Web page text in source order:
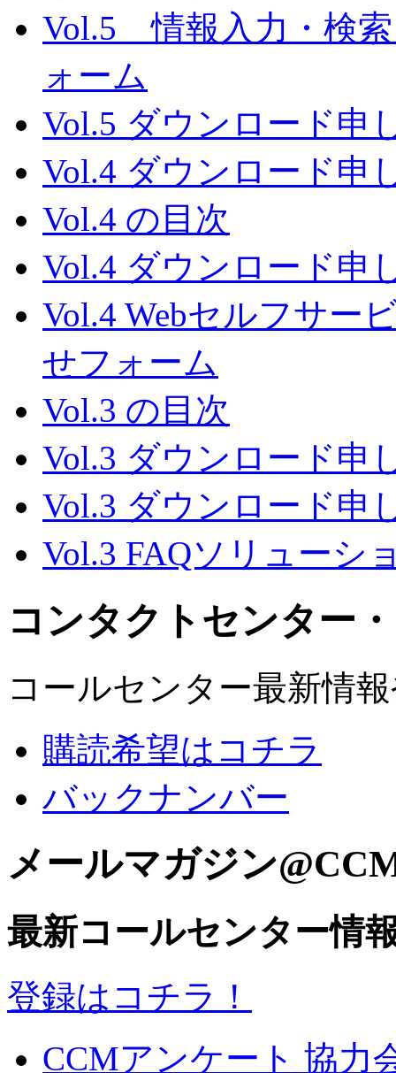
Vol.5 情報入力・検
ォーム
Vol.5 ダウンロード申
Vol.4 ダウンロード申
Vol.4 の目次
Vol.4 ダウンロード申
Vol.4 Webセルフサー
せフォーム
Vol.3 の目次
Vol.3 ダウンロード申
Vol.3 ダウンロード申
Vol.3 FAQソリューシ
コンタクトセンター
コールセンター最新情
購読希望はコチラ
バックナンバー
メールマガジン
最新コールセンター情
登録はコチラ！
CCMアンケート 協力